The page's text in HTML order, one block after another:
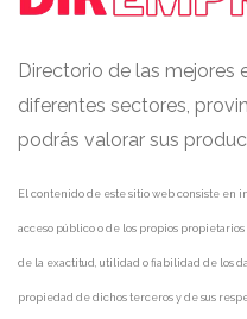
Directorio de las mejores
diferentes sectores,
podrás valorar sus
El contenido de este sitio web consiste en
acceso público o de los propios
de la exactitud, utilidad o fiabilidad de los
propiedad de dichos terceros y de sus